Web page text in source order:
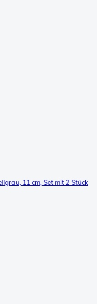
11 cm, Set mit 2 Stück